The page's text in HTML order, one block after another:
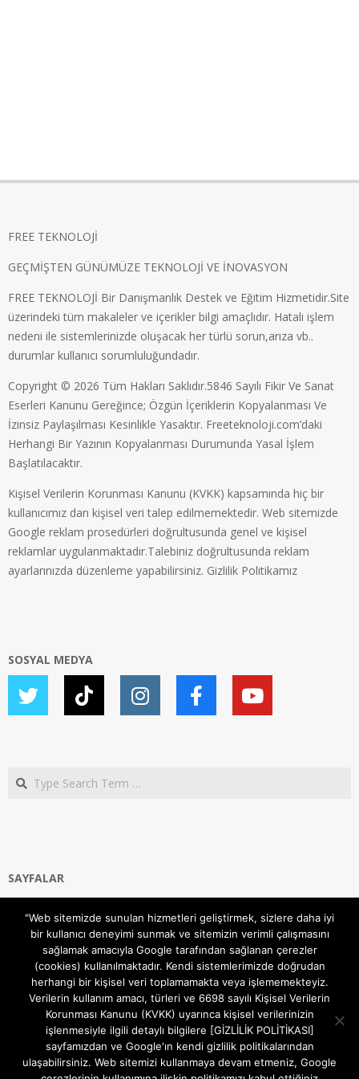
FREE TEKNOLOJİ
GEÇMİŞTEN GÜNÜMÜZE TEKNOLOJİ VE İNOVASYON
FREE TEKNOLOJİ Bir Danışmanlık Destek ve Eğitim Hizmetidir.Site
üzerindeki tüm makaleler ve içerikler bilgi amaçlıdır. Hatalı işlem
nedeni ile sistemlerinizde oluşacak her türlü sorun,arıza vb..
durumlar kullanıcı sorumluluğundadır.
Copyright © 2026 Tüm Hakları Saklıdır.5846 Sayılı Fikir Ve Sanat
Eserleri Kanunu Gereğince; Özgün İçeriklerin Kopyalanması Ve
İzinsiz Paylaşılması Kesinlikle Yasaktır. Freeteknoloji.com’daki
Herhangi Bir Yazının Kopyalanması Durumunda Yasal İşlem
Başlatılacaktır.
Kişisel Verilerin Korunması Kanunu (KVKK) kapsamında hiç bir
kullanıcımız dan kişisel veri talep edilmemektedir. Web sitemizde
Google reklam prosedürleri doğrultusunda genel ve kişisel
reklamlar uygulanmaktadır.Talebiniz doğrultusunda reklam
ayarlarınızda düzenleme yapabilirsiniz. Gizlilik Politikamız
SOSYAL MEDYA
Search
SAYFALAR
Gizlilik ve Çerezler (Cookies) Politikası
Hakkımızda
İletişim Kanalları
MODEM KURULUM
TEKNİK DESTEK
TELEVİZYON SİSTEMLERİ
"Web sitemizde sunulan hizmetleri geliştirmek, sizlere daha iyi
bir kullanıcı deneyimi sunmak ve sitemizin verimli çalışmasını
sağlamak amacıyla Google tarafından sağlanan çerezler
(cookies) kullanılmaktadır. Kendi sistemlerimizde doğrudan
herhangi bir kişisel veri toplamamakta veya işlememekteyiz.
Verilerin kullanım amacı, türleri ve 6698 sayılı Kişisel Verilerin
Korunması Kanunu (KVKK) uyarınca kişisel verilerinizin
işlenmesiyle ilgili detaylı bilgilere [GİZLİLİK POLİTİKASI]
sayfamızdan ve Google'ın kendi gizlilik politikalarından
ulaşabilirsiniz. Web sitemizi kullanmaya devam etmeniz, Google